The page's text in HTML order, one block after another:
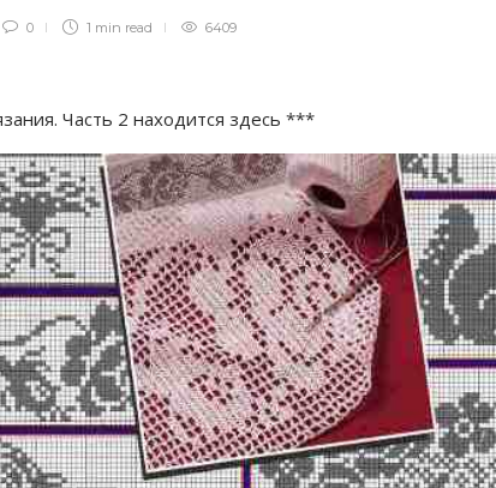
0 1 min read 6409
Часть 2 находится здесь ***